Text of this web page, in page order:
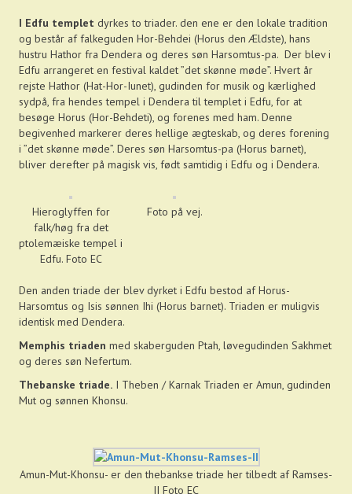
I Edfu templet dyrkes to triader. den ene er den lokale tradition
og består af falkeguden Hor-Behdei (Horus den Ældste), hans
hustru Hathor fra Dendera og deres søn Harsomtus-pa. Der blev i
Edfu arrangeret en festival kaldet ”det skønne møde”. Hvert år
rejste Hathor (Hat-Hor-Iunet), gudinden for musik og kærlighed
sydpå, fra hendes tempel i Dendera til templet i Edfu, for at
besøge Horus (Hor-Behdeti), og forenes med ham. Denne
begivenhed markerer deres hellige ægteskab, og deres forening
i ”det skønne møde”. Deres søn Harsomtus-pa (Horus barnet),
bliver derefter på magisk vis, født samtidig i Edfu og i Dendera.
Hieroglyffen for
falk/høg fra det
ptolemæiske tempel i
Edfu. Foto EC
Foto på vej.
Den anden triade der blev dyrket i Edfu bestod af Horus-
Harsomtus og Isis sønnen Ihi (Horus barnet). Triaden er muligvis
identisk med Dendera.
Memphis triaden med skaberguden Ptah, løvegudinden Sakhmet
og deres søn Nefertum.
Thebanske triade. I Theben / Karnak Triaden er Amun, gudinden
Mut og sønnen Khonsu.
Amun-Mut-Khonsu- er den thebankse triade her tilbedt af Ramses-
II Foto EC